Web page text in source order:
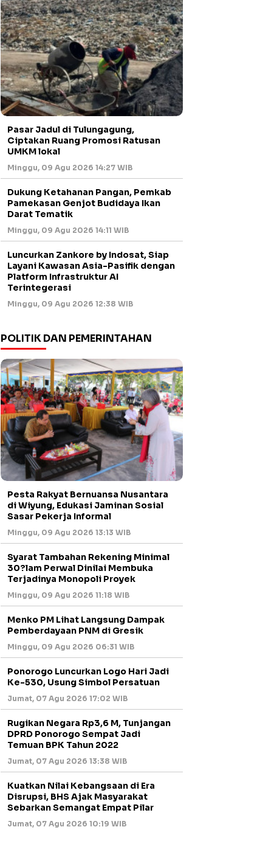
Pasar Jadul di Tulungagung,
Ciptakan Ruang Promosi Ratusan
UMKM lokal
Minggu, 09 Agu 2026 14:27 WIB
Dukung Ketahanan Pangan, Pemkab
Pamekasan Genjot Budidaya Ikan
Darat Tematik
Minggu, 09 Agu 2026 14:11 WIB
Luncurkan Zankore by Indosat, Siap
Layani Kawasan Asia-Pasifik dengan
Platform Infrastruktur AI
Terintegerasi
Minggu, 09 Agu 2026 12:38 WIB
POLITIK DAN PEMERINTAHAN
Pesta Rakyat Bernuansa Nusantara
di Wiyung, Edukasi Jaminan Sosial
Sasar Pekerja Informal
Minggu, 09 Agu 2026 13:13 WIB
Syarat Tambahan Rekening Minimal
30?lam Perwal Dinilai Membuka
Terjadinya Monopoli Proyek
Minggu, 09 Agu 2026 11:18 WIB
Menko PM Lihat Langsung Dampak
Pemberdayaan PNM di Gresik
Minggu, 09 Agu 2026 06:31 WIB
Ponorogo Luncurkan Logo Hari Jadi
Ke-530, Usung Simbol Persatuan
Jumat, 07 Agu 2026 17:02 WIB
Rugikan Negara Rp3,6 M, Tunjangan
DPRD Ponorogo Sempat Jadi
Temuan BPK Tahun 2022
Jumat, 07 Agu 2026 13:38 WIB
Kuatkan Nilai Kebangsaan di Era
Disrupsi, BHS Ajak Masyarakat
Sebarkan Semangat Empat Pilar
Jumat, 07 Agu 2026 10:19 WIB